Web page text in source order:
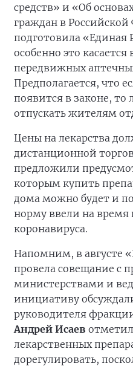
средств» и «Об
граждан в
подготовила
особенно это
передвижных
Предполагается, что
появится в законе, то
отпускать жителям
Цены на лекарства
дистанционной
предложили
которым купить
дома можно будет и
норму ввели на
коронавируса.
Напомним, в августе
провела совещание с
министерствами и
инициативу
руководителя
Андрей Исаев
лекарственных
дорегулировать,